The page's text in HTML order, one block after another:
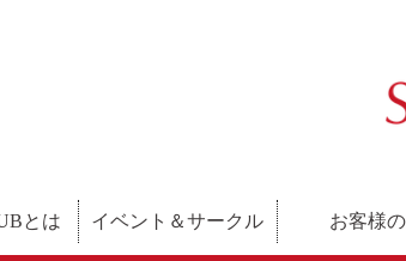
とは イベント＆サークル お客様